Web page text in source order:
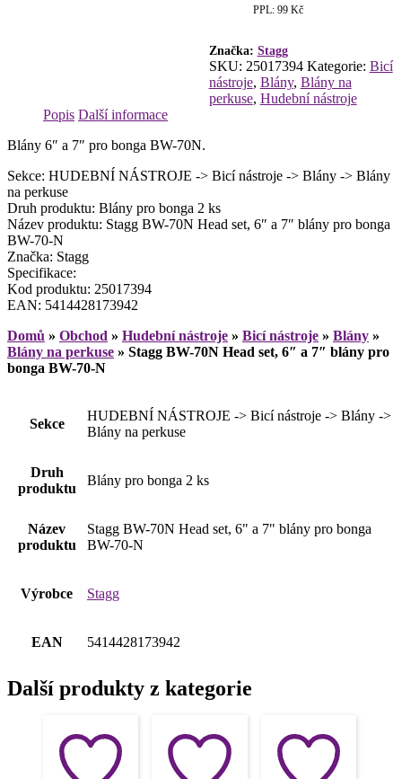
7"
blány
pro
bonga
PPL: 99 Kč
Značka: Stagg
SKU: 25017394 Kategorie: Bicí
nástroje, Blány, Blány na
perkuse, Hudební nástroje
Popis Další informace
Blány 6″ a 7″ pro bonga BW-70N.
Sekce: HUDEBNÍ NÁSTROJE -> Bicí nástroje -> Blány -> Blány
na perkuse
Druh produktu: Blány pro bonga 2 ks
Název produktu: Stagg BW-70N Head set, 6″ a 7″ blány pro bonga
BW-70-N
Značka: Stagg
Specifikace:
Kod produktu: 25017394
EAN: 5414428173942
Domů » Obchod » Hudební nástroje » Bicí nástroje » Blány »
Blány na perkuse » Stagg BW-70N Head set, 6″ a 7″ blány pro
bonga BW-70-N
Sekce
HUDEBNÍ NÁSTROJE -> Bicí nástroje -> Blány ->
Blány na perkuse
Druh
produktu
Blány pro bonga 2 ks
Název
produktu
Stagg BW-70N Head set, 6" a 7" blány pro bonga
BW-70-N
Výrobce Stagg
EAN 5414428173942
Další produkty z kategorie